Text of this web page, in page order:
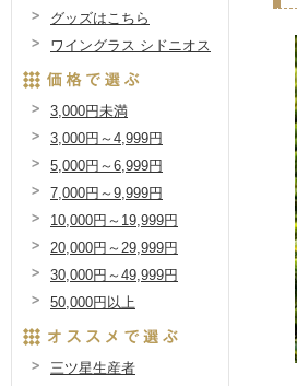
グッズはこちら
ワイングラス シドニオス
3,000円未満
3,000円～4,999円
5,000円～6,999円
7,000円～9,999円
10,000円～19,999円
20,000円～29,999円
30,000円～49,999円
50,000円以上
三ツ星生産者